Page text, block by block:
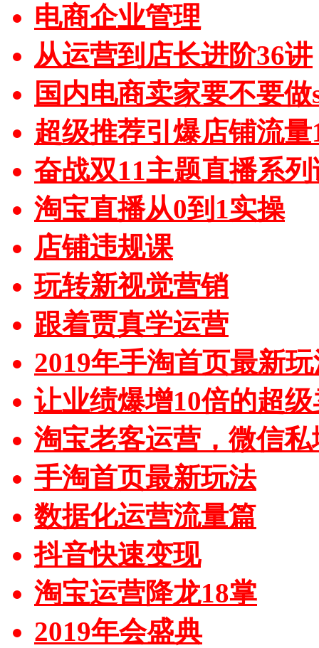
电商企业管理
从运营到店长进阶36讲
国内电商卖家要不要做
超级推荐引爆店铺流量
奋战双11主题直播系列
淘宝直播从0到1实操
店铺违规课
玩转新视觉营销
跟着贾真学运营
2019年手淘首页最新
让业绩爆增10倍的超
淘宝老客运营，微信私
手淘首页最新玩法
数据化运营流量篇
抖音快速变现
淘宝运营降龙18掌
2019年会盛典